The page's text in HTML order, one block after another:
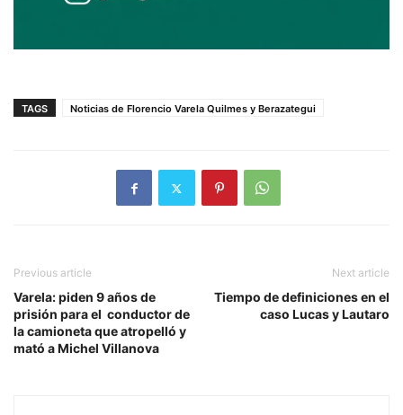
TAGS Noticias de Florencio Varela Quilmes y Berazategui
Previous article
Varela: piden 9 años de
prisión para el conductor de
la camioneta que atropelló y
mató a Michel Villanova
Next article
Tiempo de definiciones en el
caso Lucas y Lautaro